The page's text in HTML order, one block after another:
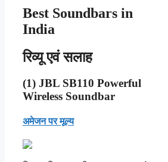
Best Soundbars in
India
रिव्यू एवं सलाह
(1) JBL SB110 Powerful
Wireless Soundbar
अमेजन पर मूल्य